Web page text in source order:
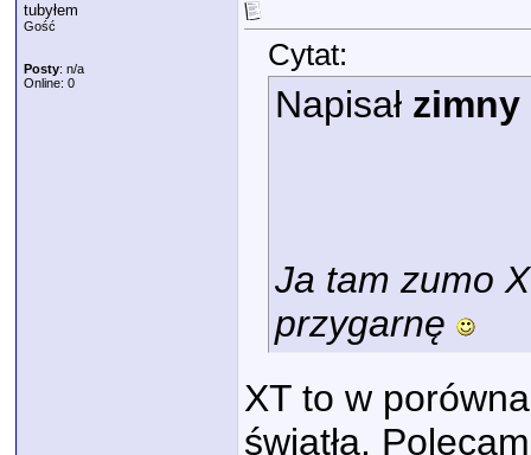
tubyłem
Gość
Posty: n/a
Online: 0
Cytat:
Napisał zimny
Ja tam zumo
przygarnę
XT to w
światła.